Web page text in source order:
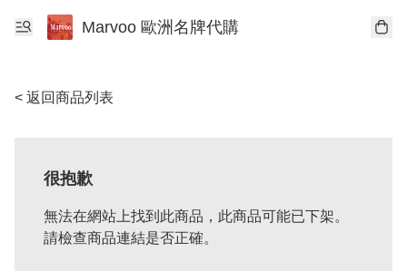
Marvoo 歐洲名牌代購
< 返回商品列表
很抱歉
無法在網站上找到此商品，此商品可能已下架。
請檢查商品連結是否正確。